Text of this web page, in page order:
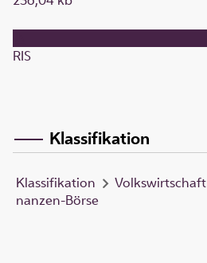
RIS
Klassifikation
Klassifikation Volkswirtschaft
nanzen-Börse